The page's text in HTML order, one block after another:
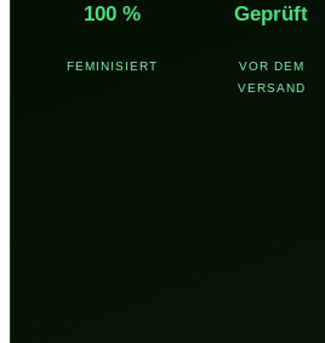
100 %
FEMINISIERT
Geprüft
VOR DEM
VERSAND